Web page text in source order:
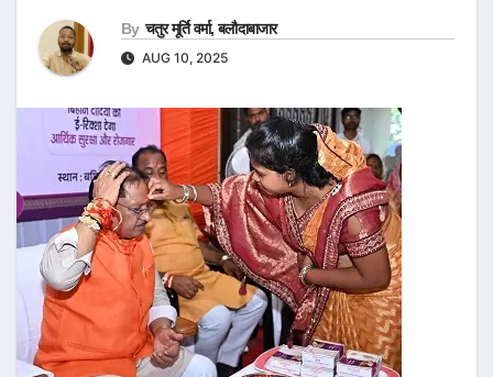
By चतुर मूर्ति वर्मा, बलौदाबाजार
AUG 10, 2025